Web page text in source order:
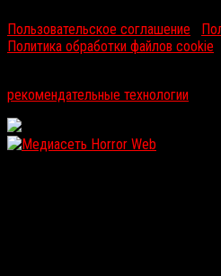
Пользовательское соглашение
Политика обработки файлов cookie
рекомендательные технологии